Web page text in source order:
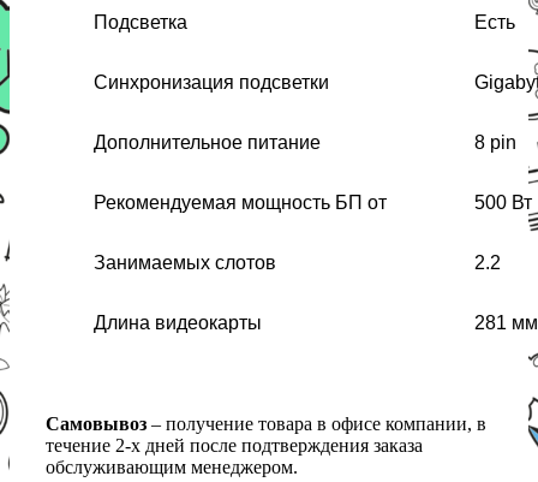
Подсветка Есть
Синхронизация подсветки
Дополнительное питание 8 pin
Рекомендуемая мощность БП от 500 Вт
Занимаемых слотов 2.2
Длина видеокарты 281
Самовывоз – получение товара в офисе компании, в
течение 2-х дней после подтверждения заказа
обслуживающим менеджером.